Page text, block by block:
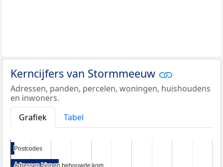
Kerncijfers van Stormmeeuw
Adressen, panden, percelen, woningen, huishoudens
en inwoners.
Grafiek
Tabel
Postcodes
Postcodes